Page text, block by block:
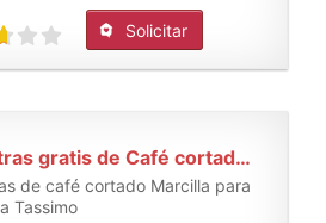
Solicitar
Muestras gratis de Café cortado Marcilla Tassimo
de café cortado Marcilla para
Tassimo